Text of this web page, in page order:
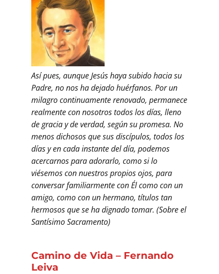
Así pues, aunque Jesús haya subido hacia su
Padre, no nos ha dejado huérfanos. Por un
milagro continuamente renovado, permanece
realmente con nosotros todos los días, lleno
de gracia y de verdad, según su promesa. No
menos dichosos que sus discípulos, todos los
días y en cada instante del día, podemos
acercarnos para adorarlo, como si lo
viésemos con nuestros propios ojos, para
conversar familiarmente con Él como con un
amigo, como con un hermano, títulos tan
hermosos que se ha dignado tomar. (Sobre el
Santísimo Sacramento)
Camino de Vida – Fernando
Leiva